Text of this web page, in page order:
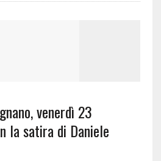
venerdì 23
la satira di Daniele